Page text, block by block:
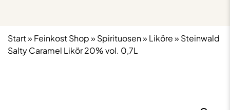
Start» Feinkost Shop» Spirituosen» Liköre» Steinwald
Salty Caramel Likör 20% vol. 0,7L